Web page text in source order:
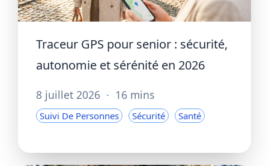
Traceur GPS pour senior : sécurité,
autonomie et sérénité en 2026
8 juillet 2026 · 16 mins
Suivi De Personnes Sécurité Santé